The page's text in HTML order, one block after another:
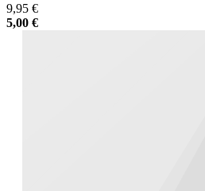
9,95 €
5,00 €